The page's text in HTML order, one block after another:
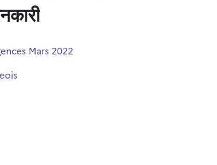
Mars 2022